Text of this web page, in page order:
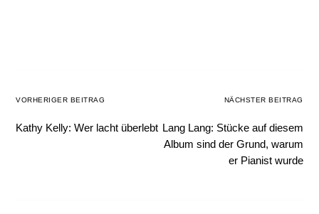
VORHERIGER BEITRAG
Kathy Kelly: Wer lacht überlebt
NÄCHSTER BEITRAG
Lang Lang: Stücke auf diesem
Album sind der Grund, warum
er Pianist wurde